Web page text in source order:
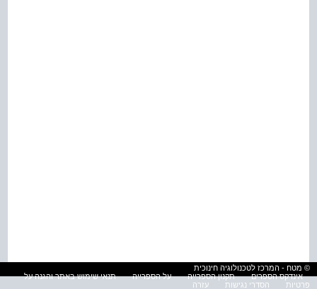
© מטח - המרכז לטכנולוגיה חינוכית
אינדקס הספרים
תקנון הספרייה על הספרייה
תנאי שימוש באתר והגנה על
פרטיות
הסדרי נגישות עזרה